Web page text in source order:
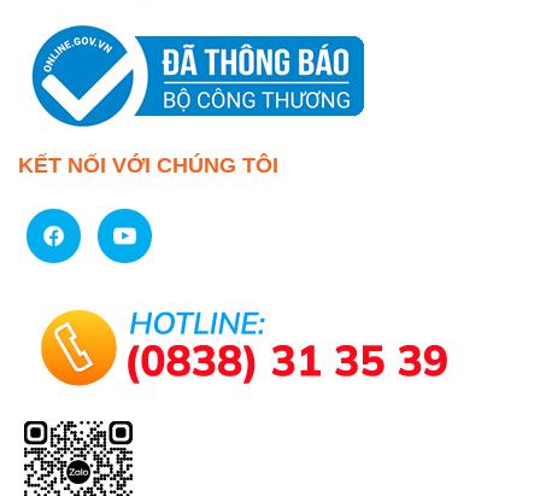
KẾT NỐI VỚI CHÚNG TÔI